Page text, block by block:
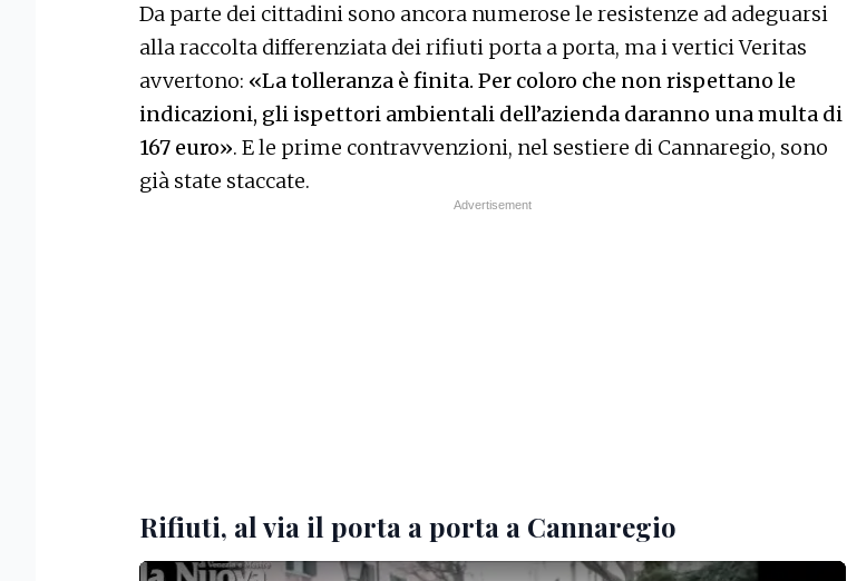
Da parte dei cittadini sono ancora numerose le resistenze ad adeguarsi
alla raccolta differenziata dei rifiuti porta a porta, ma i vertici Veritas
avvertono: «La tolleranza è finita. Per coloro che non rispettano le
indicazioni, gli ispettori ambientali dell’azienda daranno una multa di
167 euro». E le prime contravvenzioni, nel sestiere di Cannaregio, sono
già state staccate.
Rifiuti, al via il porta a porta a Cannaregio